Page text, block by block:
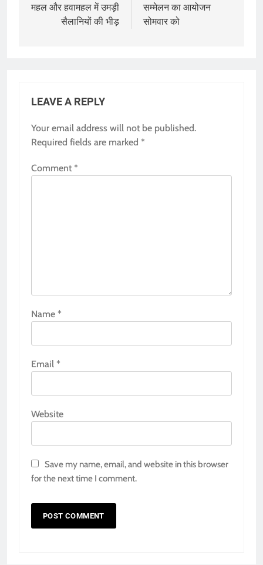
महल और हवामहल में उमड़ी
सैलानियों की भीड़
सम्मेलन का आयोजन
सोमवार को
LEAVE A REPLY
Your email address will not be published.
Required fields are marked *
Comment *
Name *
Email *
Website
Save my name, email, and website in this browser
for the next time I comment.